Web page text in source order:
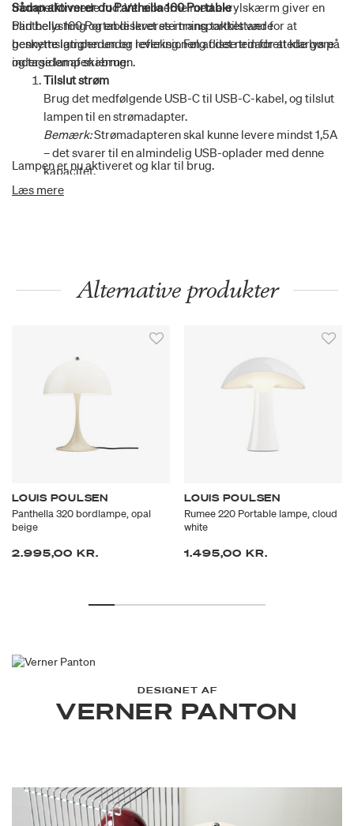
trompetformede fod. Versionerne med akrylskærm giver en
blid belysning og en diskret stemning takket være
gennemsigtigheden og refleksionen af det nedadrettede lys på
indersiden af skærmen.
Sådan aktiverer du Panthella 160 Portable
Panthella 160 Portable leveres i transporttilstand for at
beskytte lampen under levering. Følg disse trin for at klargøre
og tage lampen i brug:
Tilslut strøm
Brug det medfølgende USB-C til USB-C-kabel, og tilslut
lampen til en strømadapter.
Bemærk:Strømadapteren skal kunne levere mindst 1,5A
– det svarer til en almindelig USB-oplader med denne
kapacitet.
Vent et øjeblik
Tryk én gang på knappen. Lampen blinker kort to gange,
og en diskret statuslampe ved USB-porten begynder at
Lampen er nu aktiveret og klar til brug.
Læs mere
Alternative produkter
LOUIS POULSEN
Panthella 320 bordlampe, opal
beige
2.995,00 KR.
LOUIS POULSEN
Rumee 220 Portable lampe, cloud
white
1.495,00 KR.
DESIGNET AF
VERNER PANTON